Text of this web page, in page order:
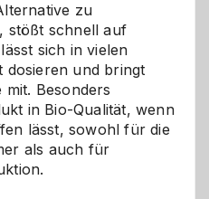
zu
stößt schnell auf
sich in vielen
dosieren und bringt
Besonders
in Bio-Qualität, wenn
lässt, sowohl für die
als auch für